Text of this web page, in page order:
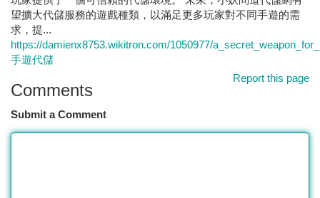
望擴大代儲服務的遊戲種類，以滿足更多玩家對不同手遊的需
求，提...
https://damienx8753.wikitron.com/1050977/a_secret_weapon_for_
手遊代儲
Report this page
Comments
Submit a Comment